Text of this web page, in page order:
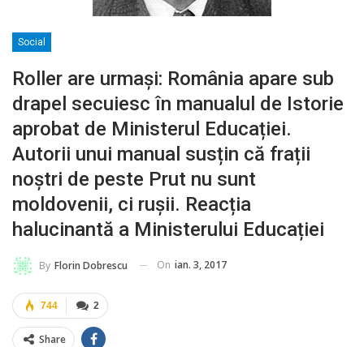
Social
Roller are urmași: România apare sub
drapel secuiesc în manualul de Istorie
aprobat de Ministerul Educației.
Autorii unui manual susțin că frații
noștri de peste Prut nu sunt
moldovenii, ci rușii. Reacția
halucinantă a Ministerului Educației
By Florin Dobrescu On ian. 3, 2017
2
744
Share